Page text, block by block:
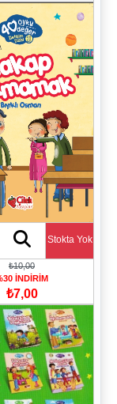
Stokta Yok
₺10,00
İNDİRİM
₺7,00